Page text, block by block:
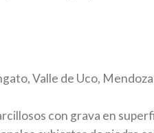
Valle de Uco,
con grava en